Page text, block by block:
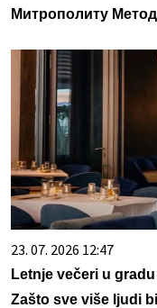
Митрополиту
23. 07. 2026 12:47
Letnje večeri u
Zašto sve više ljudi